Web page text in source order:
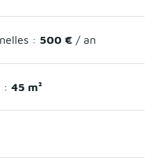
: 500 € / an
:45 m²